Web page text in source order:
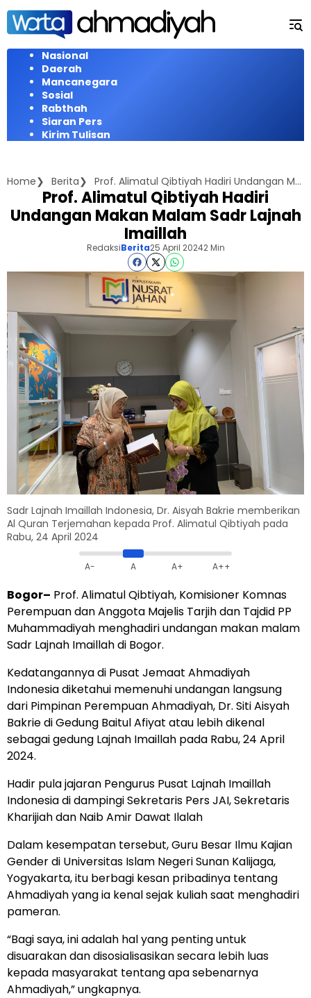
Langsung
konten
Nasional
Daerah
Mancanegara
Sosial
Rabthah
Siaran Pers
Kirim Tulisan
Home Berita Prof. Alimatul Qibtiyah Hadiri Undangan Makan Malam Sadr Lajnah Imaillah
Prof. Alimatul Qibtiyah Hadiri
Undangan Makan Malam Sadr Lajnah
Imaillah
RedaksiBerita25 April 20242 Min
Sadr Lajnah Imaillah Indonesia, Dr. Aisyah Bakrie memberikan
Al Quran Terjemahan kepada Prof. Alimatul Qibtiyah pada
Rabu, 24 April 2024
A- A A+ A++
Bogor– Prof. Alimatul Qibtiyah, Komisioner Komnas
Perempuan dan Anggota Majelis Tarjih dan Tajdid PP
Muhammadiyah menghadiri undangan makan malam
Sadr Lajnah Imaillah di Bogor.
Kedatangannya di Pusat Jemaat Ahmadiyah
Indonesia diketahui memenuhi undangan langsung
dari Pimpinan Perempuan Ahmadiyah, Dr. Siti Aisyah
Bakrie di Gedung Baitul Afiyat atau lebih dikenal
sebagai gedung Lajnah Imaillah pada Rabu, 24 April
2024.
Hadir pula jajaran Pengurus Pusat Lajnah Imaillah
Indonesia di dampingi Sekretaris Pers JAI, Sekretaris
Kharijiah dan Naib Amir Dawat Ilalah
Dalam kesempatan tersebut, Guru Besar Ilmu Kajian
Gender di Universitas Islam Negeri Sunan Kalijaga,
Yogyakarta, itu berbagi kesan pribadinya tentang
Ahmadiyah yang ia kenal sejak kuliah saat menghadiri
pameran.
“Bagi saya, ini adalah hal yang penting untuk
disuarakan dan disosialisasikan secara lebih luas
kepada masyarakat tentang apa sebenarnya
Ahmadiyah,” ungkapnya.